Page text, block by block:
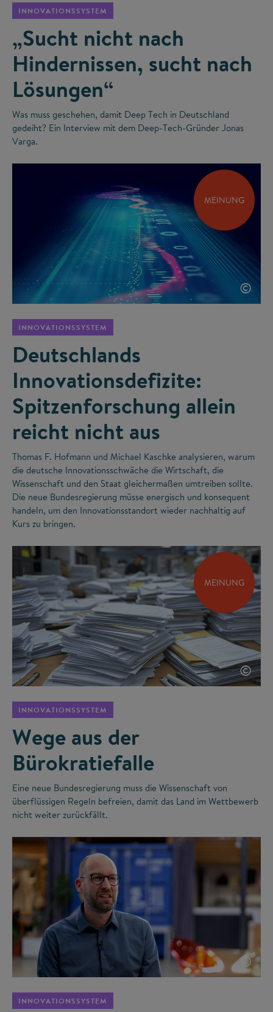
INNOVATIONSSYSTEM
„Sucht nicht nach
Hindernissen, sucht nach
Lösungen“
Was muss geschehen, damit Deep Tech in Deutschland
gedeiht? Ein Interview mit dem Deep-Tech-Gründer Jonas
Varga.
MEINUNG
©
INNOVATIONSSYSTEM
Deutschlands
Innovationsdefizite:
Spitzenforschung allein
reicht nicht aus
Thomas F. Hofmann und Michael Kaschke analysieren, warum
die deutsche Innovationsschwäche die Wirtschaft, die
Wissenschaft und den Staat gleichermaßen umtreiben sollte.
Die neue Bundesregierung müsse energisch und konsequent
handeln, um den Innovationsstandort wieder nachhaltig auf
Kurs zu bringen.
MEINUNG
©
INNOVATIONSSYSTEM
Wege aus der
Bürokratiefalle
Eine neue Bundesregierung muss die Wissenschaft von
überflüssigen Regeln befreien, damit das Land im Wettbewerb
nicht weiter zurückfällt.
©
INNOVATIONSSYSTEM